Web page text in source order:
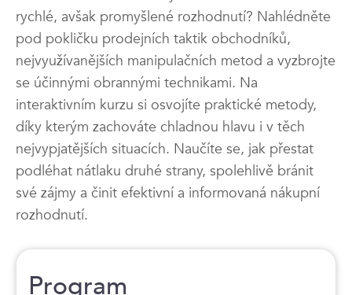
rychlé, avšak promyšlené rozhodnutí? Nahlédněte
pod pokličku prodejních taktik obchodníků,
nejvyužívanějších manipulačních metod a vyzbrojte
se účinnými obrannými technikami. Na
interaktivním kurzu si osvojíte praktické metody,
díky kterým zachováte chladnou hlavu i v těch
nejvypjatějších situacích. Naučíte se, jak přestat
podléhat nátlaku druhé strany, spolehlivě bránit
své zájmy a činit efektivní a informovaná nákupní
rozhodnutí.
Program